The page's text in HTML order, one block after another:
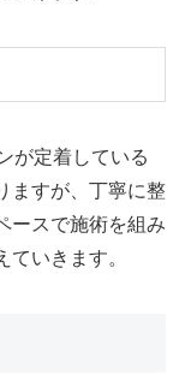
が定着している
ますが、丁寧に整
ースで施術を組み
いきます。